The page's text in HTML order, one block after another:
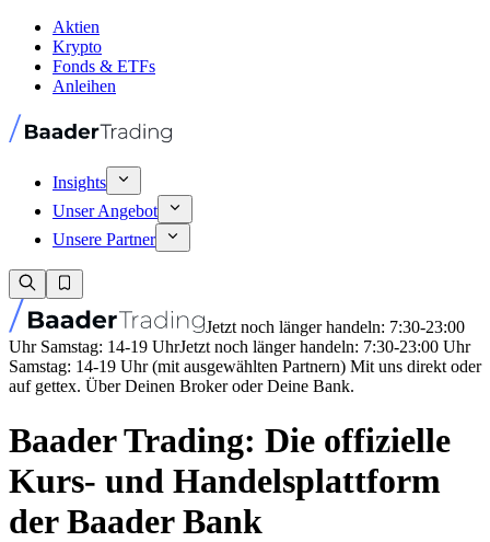
Aktien
Krypto
Fonds & ETFs
Anleihen
Insights
Unser Angebot
Unsere Partner
Jetzt noch länger handeln: 7:30-23:00
Uhr Samstag: 14-19 UhrJetzt noch länger handeln: 7:30-23:00 Uhr
Samstag: 14-19 Uhr (mit ausgewählten Partnern) Mit uns direkt oder
auf gettex. Über Deinen Broker oder Deine Bank.
Baader Trading: Die offizielle
Kurs- und Handelsplattform
der Baader Bank